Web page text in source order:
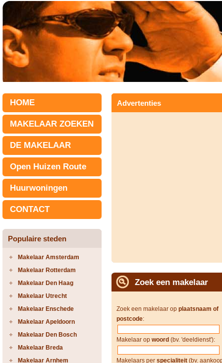
HOME
MAKELAAR ZOEKEN
DE MAKELAAR
Open Huizen Route
Huurwoningen
CONTACT
Populaire steden
Makelaar Amsterdam
Makelaar Rotterdam
Makelaar Den Haag
Makelaar Utrecht
Makelaar Enschede
Makelaar Apeldoorn
Makelaar Den Bosch
Makelaar Breda
Makelaar Arnhem
Advertenties
Zoek een makelaar
Zoek een makelaar op plaatsnaam of
postcode:
Makelaar op woord (bv. 'deeldienst'):
Makelaars per specialiteit (bv.